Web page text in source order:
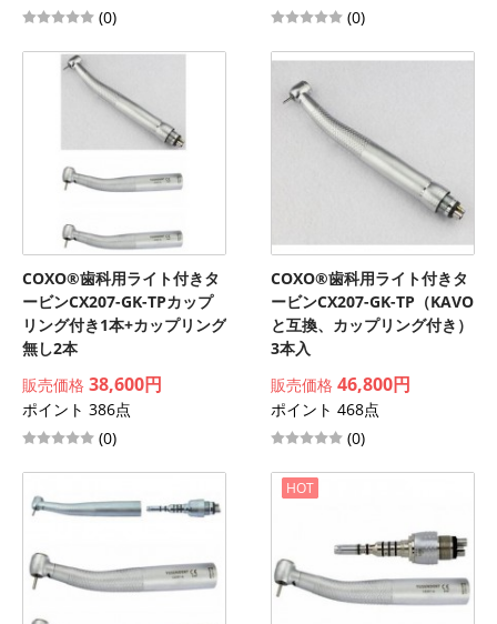
(0)
(0)
COXO®歯科用ライト付きタ
ービンCX207-GK-TPカップ
リング付き1本+カップリング
無し2本
販売価格 38,600円
ポイント 386点
(0)
COXO®歯科用ライト付きタ
ービンCX207-GK-TP（KAVO
と互換、カップリング付き）
3本入
販売価格 46,800円
ポイント 468点
(0)
HOT